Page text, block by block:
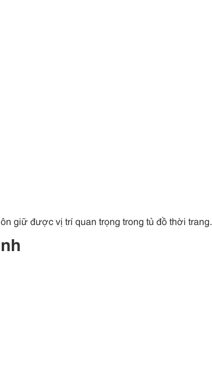
giữ được vị trí quan trọng trong tủ đồ thời trang.